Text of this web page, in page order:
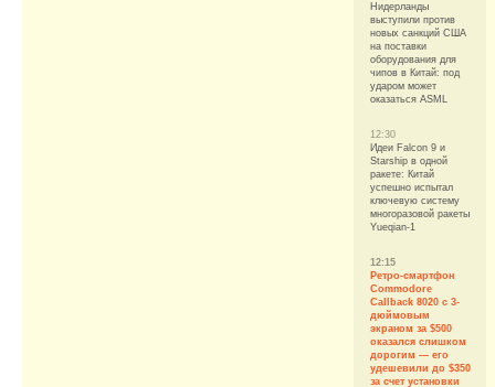
Нидерланды
выступили против
новых санкций США
на поставки
оборудования для
чипов в Китай: под
ударом может
оказаться ASML
12:30
Идеи Falcon 9 и
Starship в одной
ракете: Китай
успешно испытал
ключевую систему
многоразовой ракеты
Yueqian-1
12:15
Ретро-смартфон
Commodore
Callback 8020 с 3-
дюймовым
экраном за $500
оказался слишком
дорогим — его
удешевили до $350
за счет установки